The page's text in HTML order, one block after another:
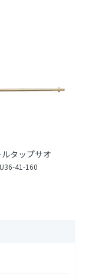
タップサオ
U36-41-160